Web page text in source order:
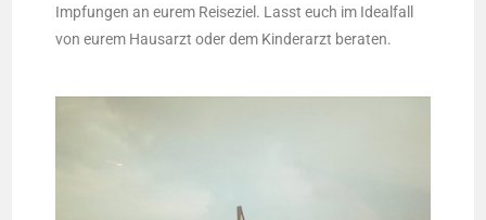
Impfungen an eurem Reiseziel. Lasst euch im Idealfall
von eurem Hausarzt oder dem Kinderarzt beraten.